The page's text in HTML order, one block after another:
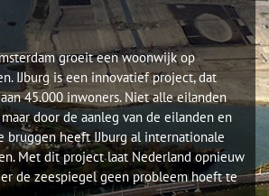
groeit een woonwijk op
IJburg is een innovatief project, dat
45.000 inwoners. Niet alle eilanden
door de aanleg van de eilanden en
bruggen heeft IJburg al internationale
Met dit project laat Nederland opnieuw
de zeespiegel geen probleem hoeft te